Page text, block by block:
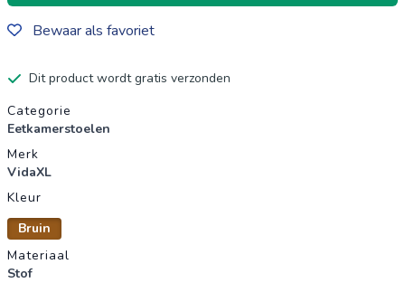
Bewaar als favoriet
Dit product wordt gratis verzonden
Productgegevens
Categorie
Eetkamerstoelen
Merk
VidaXL
Kleur
Bruin
Materiaal
Stof